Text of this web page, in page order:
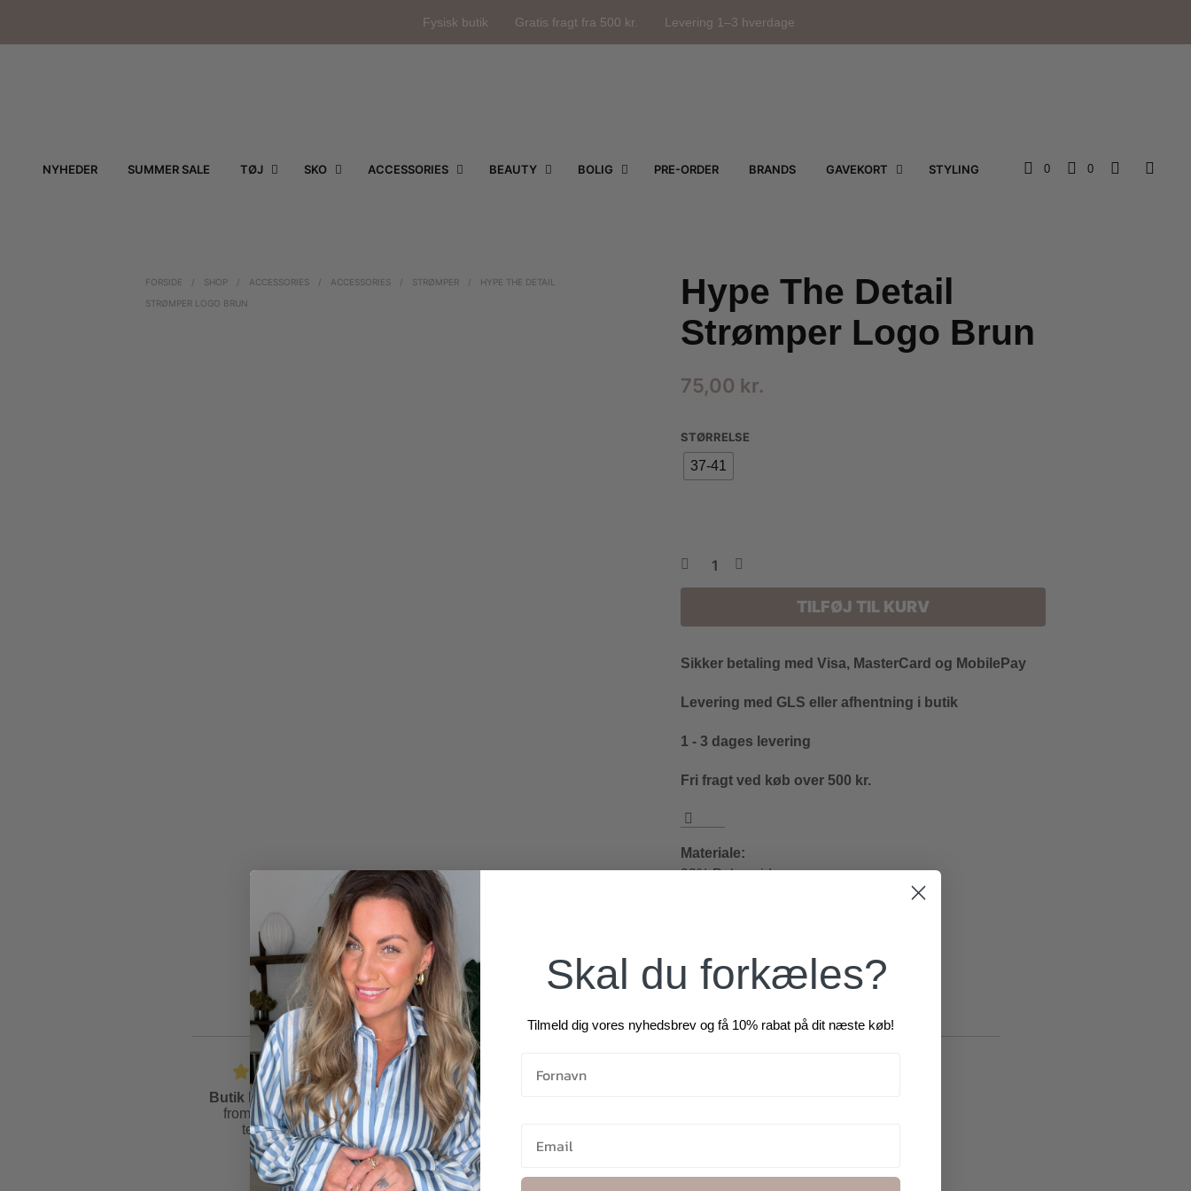
Fysisk butik Gratis fragt fra 500 kr. Levering 1–3 hverdage
NYHEDER SUMMER SALE TØJ SKO ACCESSORIES BEAUTY BOLIG PRE-ORDER BRANDS GAVEKORT STYLING 0 0
FORSIDE / SHOP / ACCESSORIES / ACCESSORIES / STRØMPER /
HYPE THE DETAIL
STRØMPER LOGO BRUN
Hype The Detail
Strømper Logo Brun
75,00 kr.
STØRRELSE
37-41
TILFØJ TIL KURV
Sikker betaling med Visa, MasterCard og MobilePay
Levering med GLS eller afhentning i butik
1 - 3 dages levering
Fri fragt ved køb over 500 kr.
Materiale:
92% Polyamid
Butik Friisis rated4.6
from 81reviews &
testimonials
Skal du forkæles?
Tilmeld dig vores nyhedsbrev og få 10% rabat på dit næste køb!